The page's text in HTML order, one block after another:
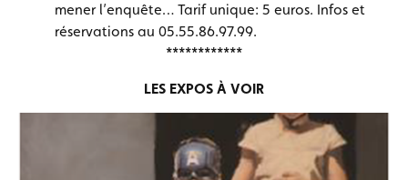
mener l’enquête… Tarif unique: 5 euros. Infos et
réservations au 05.55.86.97.99.
************
LES EXPOS À VOIR